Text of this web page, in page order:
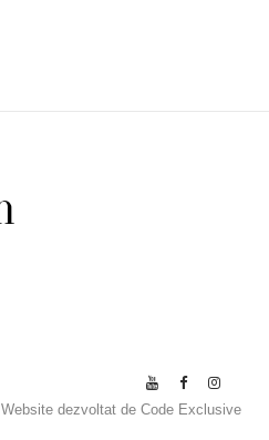
Website dezvoltat de Code Exclusive